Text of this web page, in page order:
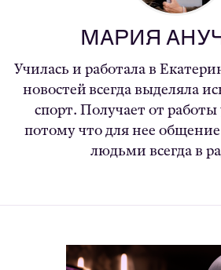
МАРИЯ
Училась и работала в
новостей всегда выделяла
спорт. Получает от работы
потому что для нее
людьми всегда в